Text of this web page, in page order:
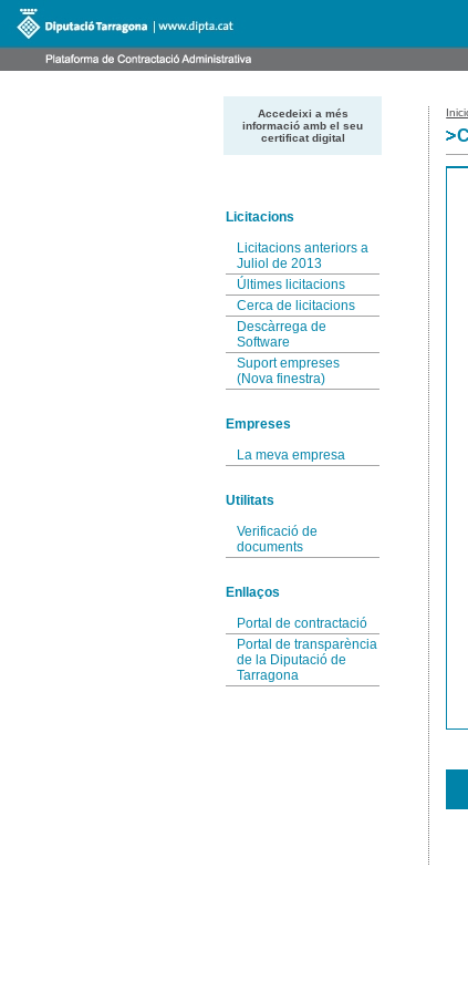
Accedeixi a més
informació amb el seu
certificat digital
Licitacions
Licitacions anteriors a
Juliol de 2013
Últimes licitacions
Cerca de licitacions
Descàrrega de
Software
Suport empreses
(Nova finestra)
Empreses
La meva empresa
Utilitats
Verificació de
documents
Enllaços
Portal de contractació
Portal de transparència
de la Diputació de
Tarragona